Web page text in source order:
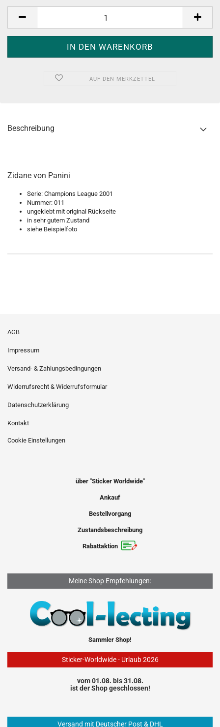
AUF DEN MERKZETTEL
Beschreibung
Zidane von Panini
Serie: Champions League 2001
Nummer: 011
ungeklebt mit original Rückseite
in sehr gutem Zustand
siehe Beispielfoto
AGB
Impressum
Versand- & Zahlungsbedingungen
Widerrufsrecht & Widerrufsformular
Datenschutzerklärung
Kontakt
Cookie Einstellungen
über "Sticker Worldwide"
Ankauf
Bestellvorgang
Zustandsbeschreibung
Rabattaktion
Meine Shop Empfehlungen:
Sammler Shop!
Sticker-Worldwide - Urlaub 2026
vom 01.08. bis 31.08.
ist der Shop geschlossen!
Versand mit Deutscher Post & DHL